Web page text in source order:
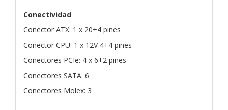
Conectividad
Conector ATX: 1 x 20+4 pines
Conector CPU: 1 x 12V 4+4 pines
Conectores PCIe: 4 x 6+2 pines
Conectores SATA: 6
Conectores Molex: 3